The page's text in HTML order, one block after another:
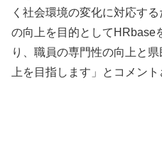
く社会環境の変化に対応す
の向上を目的としてHRbase
り、職員の専門性の向上と
上を目指します」とコメント